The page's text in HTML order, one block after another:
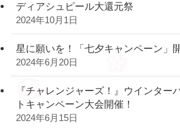
ディアシュピール大還元祭
2024年10月1日
星に願いを！「七夕キャンペーン」
2024年6月20日
『チャレンジャーズ！』ウインター
トキャンペーン大会開催！
2024年6月15日